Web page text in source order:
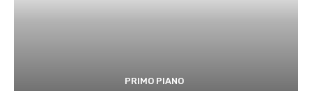
PRIMO PIANO